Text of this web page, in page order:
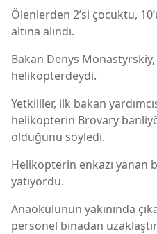
Ölenlerden 2’si çocuktu,
altına alındı.
Bakan Denys
helikopterdeydi.
Yetkililer, ilk bakan
helikopterin Brovary
öldüğünü söyledi.
Helikopterin enkazı yanan
yatıyordu.
Anaokulunun yakınında
personel binadan